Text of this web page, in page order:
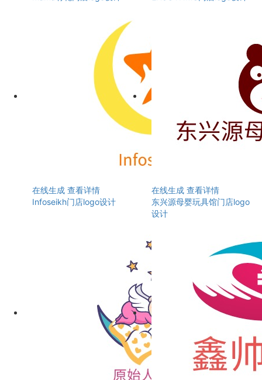
在线生成 查看详情
Infoseikh门店logo设计
在线生成 查看详情
东兴源母婴玩具馆门店logo
设计